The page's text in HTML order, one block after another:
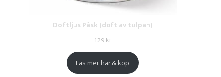
Doftljus Påsk (doft av tulpan)
129 kr
Läs mer här & köp